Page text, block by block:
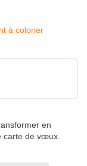
en
carte de vœux.